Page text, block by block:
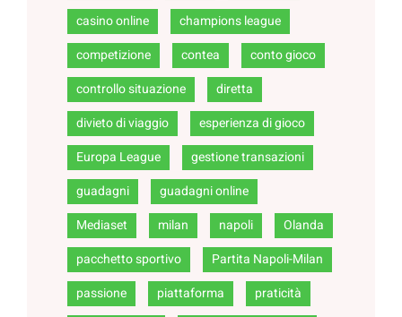
casino online
champions league
competizione
contea
conto gioco
controllo situazione
diretta
divieto di viaggio
esperienza di gioco
Europa League
gestione transazioni
guadagni
guadagni online
Mediaset
milan napoli
Olanda
pacchetto sportivo
Partita Napoli-Milan
passione
piattaforma
praticità